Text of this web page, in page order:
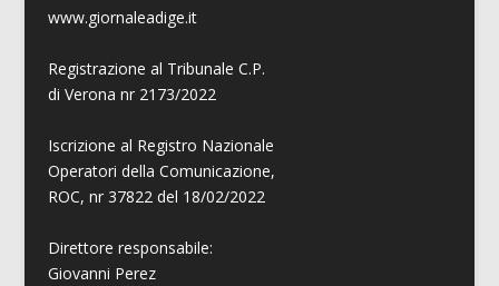
www.giornaleadige.it
Registrazione al Tribunale C.P.
di Verona nr 2173/2022
Iscrizione al Registro Nazionale
Operatori della Comunicazione,
ROC, nr 37822 del 18/02/2022
Direttore responsabile:
Giovanni Perez